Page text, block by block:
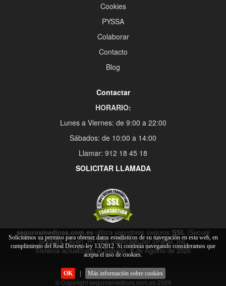
Cookies
PYSSA
Colaborar
Contacto
Blog
Contactar
HORARIO:
Lunes a Viernes: de 9:00 a 22:00
Sábados: de 10:00 a 14:00
Llamar: 912 18 45 18
SOLICITAR LLAMADA
segurosmedicos.com.esutiliza servidores seguros SSL(Secure
Sockets Layer), HTTPS verificado por cPanel, Inc.
Sistema actualizado el Sabado, 8 de Agosto de 2026
© Copyright segurosmedicos.com.es 2026
Solicitamos su permiso para obtener datos estadísticos de su navegación en esta web, en
cumplimiento del Real Decreto-ley 13/2012. Si continúa navegando consideramos que
acepta el uso de cookies.
OK | Más información sobre cookies